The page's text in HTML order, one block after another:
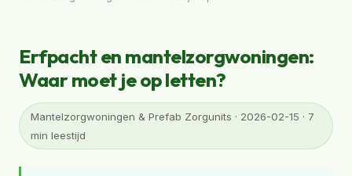
Erfpacht en mantelzorgwoningen:
Waar moet je op letten?
Mantelzorgwoningen & Prefab Zorgunits · 2026-02-15 · 7
min leestijd